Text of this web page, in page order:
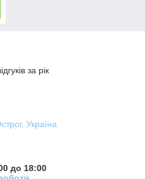
за рік
Україна
до 18:00